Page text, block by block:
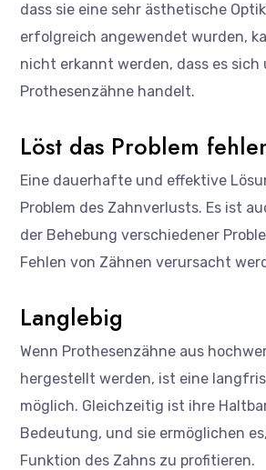
dass sie eine sehr ästhetische
erfolgreich angewendet wurden,
nicht erkannt werden, dass es sich
Prothesenzähne handelt.
Löst das Problem
Eine dauerhafte und effektive
Problem des Zahnverlusts. Es ist
der Behebung verschiedener
Fehlen von Zähnen verursacht
Langlebig
Wenn Prothesenzähne aus
hergestellt werden, ist eine
möglich. Gleichzeitig ist ihre
Bedeutung, und sie ermöglichen
Funktion des Zahns zu profitieren.